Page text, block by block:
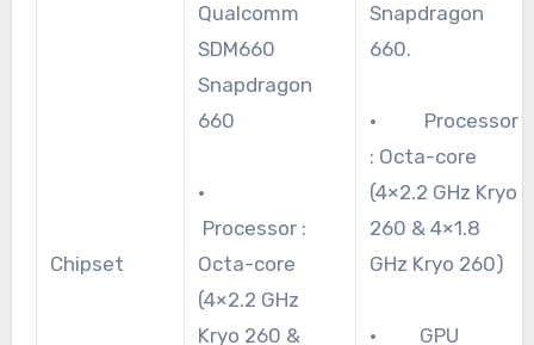
Chipset
Qualcomm
SDM660
Snapdragon
660
·
Processor :
Octa-core
(4×2.2 GHz
Kryo 260 &
Snapdragon
660.
· Processor
: Octa-core
(4×2.2 GHz Kryo
260 & 4×1.8
GHz Kryo 260)
· GPU